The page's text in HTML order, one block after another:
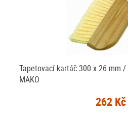
Tapetovací kartáč 300 x 26 mm
MAKO
262 Kč